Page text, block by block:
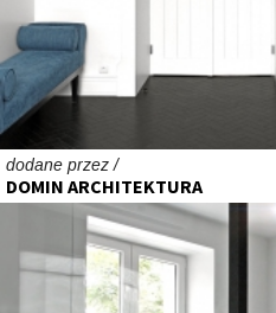
dodane przez /
DOMIN ARCHITEKTURA